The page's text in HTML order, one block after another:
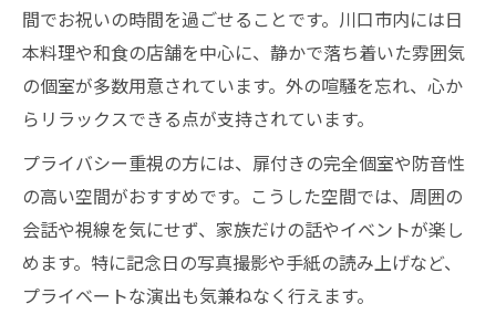
間でお祝いの時間を過ごせることです。川口市内には日
本料理や和食の店舗を中心に、静かで落ち着いた雰囲気
の個室が多数用意されています。外の喧騒を忘れ、心か
らリラックスできる点が支持されています。
プライバシー重視の方には、扉付きの完全個室や防音性
の高い空間がおすすめです。こうした空間では、周囲の
会話や視線を気にせず、家族だけの話やイベントが楽し
めます。特に記念日の写真撮影や手紙の読み上げなど、
プライベートな演出も気兼ねなく行えます。